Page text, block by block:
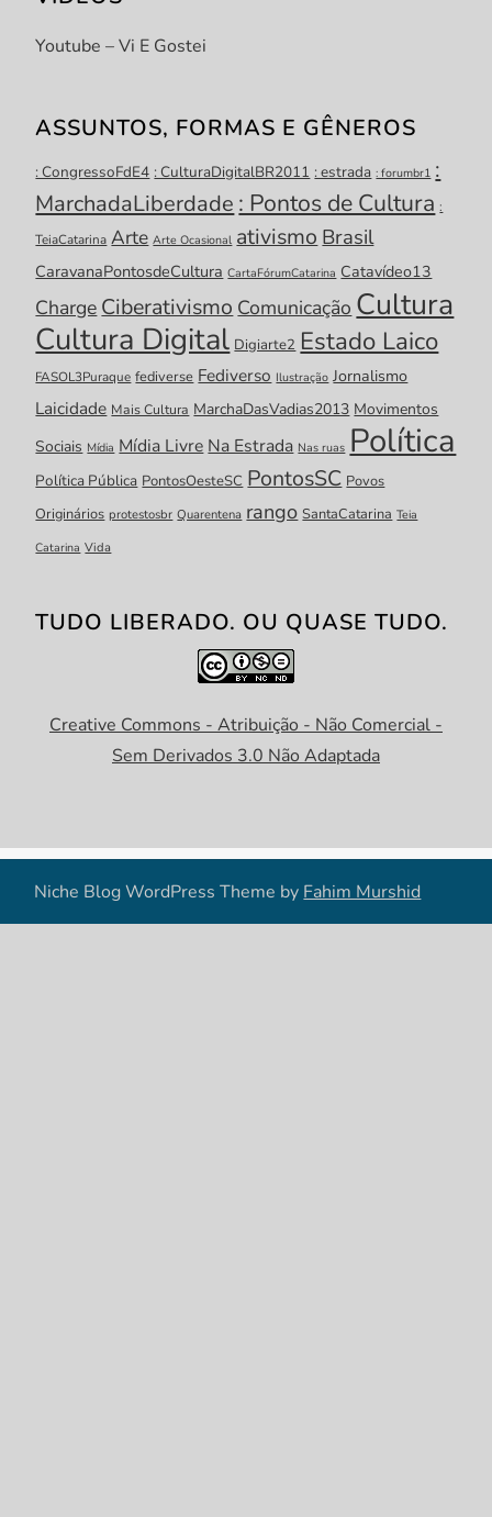
Youtube – Vi E Gostei
ASSUNTOS, FORMAS E GÊNEROS
: CongressoFdE4 : CulturaDigitalBR2011 : estrada : forumbr1 :
MarchadaLiberdade : Pontos de Cultura :
TeiaCatarina Arte Arte Ocasional ativismo Brasil
CaravanaPontosdeCultura CartaFórumCatarina Catavídeo13
Charge Ciberativismo Comunicação Cultura
Cultura Digital Digiarte2 Estado Laico
FASOL3Puraque fediverse Fediverso Ilustração Jornalismo
Laicidade Mais Cultura MarchaDasVadias2013 Movimentos
Sociais Mídia Mídia Livre Na Estrada Nas ruas Política
Política Pública PontosOesteSC PontosSC Povos
Originários protestosbr Quarentena rango SantaCatarina Teia
Catarina Vida
TUDO LIBERADO. OU QUASE TUDO.
Creative Commons - Atribuição - Não Comercial -
Sem Derivados 3.0 Não Adaptada
Niche Blog WordPress Theme by Fahim Murshid